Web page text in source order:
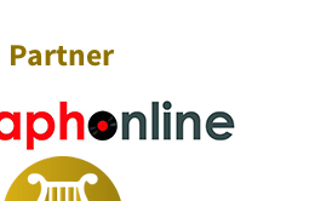
Partner